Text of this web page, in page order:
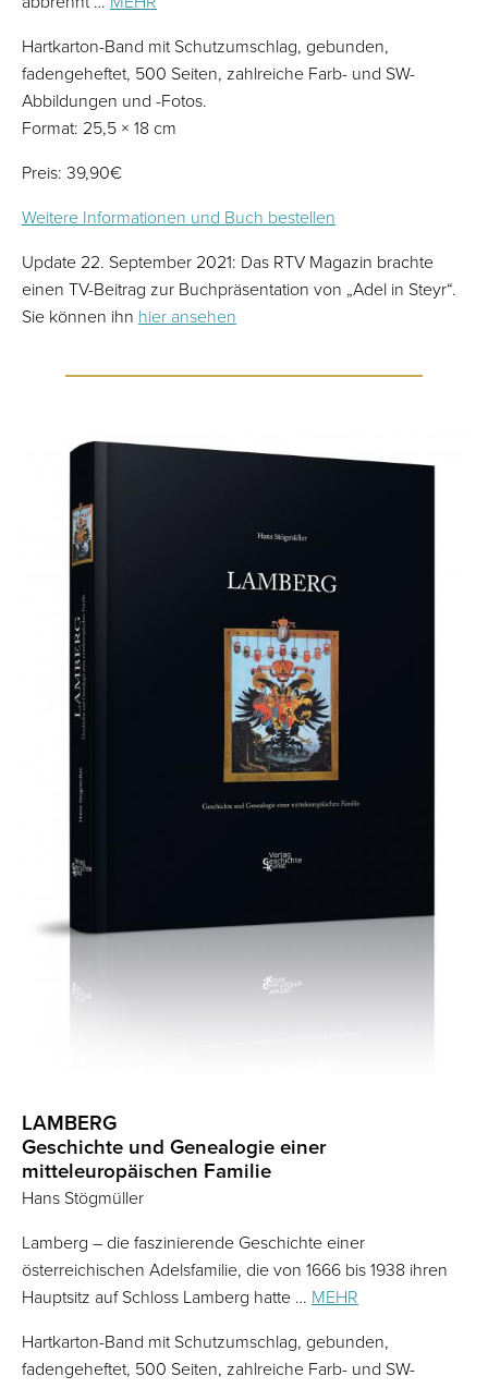
Hartkarton-Band mit Schutzumschlag, gebunden,
fadengeheftet, 500 Seiten, zahlreiche Farb- und SW-
Abbildungen und -Fotos.
Format: 25,5 × 18 cm
Preis: 39,90€
Weitere Informationen und Buch bestellen
Update 22. September 2021: Das RTV Magazin brachte
einen TV-Beitrag zur Buchpräsentation von „Adel in Steyr“.
Sie können ihn hier ansehen
LAMBERG
Geschichte und Genealogie einer
mitteleuropäischen Familie
Hans Stögmüller
Lamberg – die faszinierende Geschichte einer
österreichischen Adelsfamilie, die von 1666 bis 1938 ihren
Hauptsitz auf Schloss Lamberg hatte … MEHR
Hartkarton-Band mit Schutzumschlag, gebunden,
fadengeheftet, 500 Seiten, zahlreiche Farb- und SW-